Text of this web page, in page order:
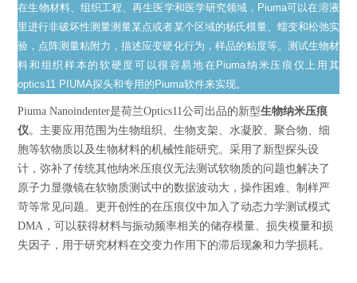
在生物材料、组织工程、再生医学和医学研究领域，Piuma可以在溶液
里进行非破坏性测量测量某点或者某个区域的杨氏模量、蠕变和松弛实
验，点阵测量粘附力，描述应变硬化行为，样品的粘度等。测试生物材
料和组织样本的软硬度可以很容易地在Piuma纳米压痕仪上用其
optics11 PIUMA探头和专用的Piuma软件来实现。
Piuma Nanoindenter是荷兰Optics11公司出品的新型生物纳米压痕
仪。主要应用范围为生物组织、生物支架、水凝胶、聚合物、细
胞等软物质以及生物材料的机械性能研究。采用了新型探头设
计，弥补了传统其他纳米压痕仪无法测试软物质的问题也解决了
原子力显微镜在软物质测试中的数据波动大，操作困难、制样严
苛等常见问题。更开创性的在压痕仪中加入了动态力学测试模式
DMA，可以获得材料与振动频率相关的储存模量、损失模量和损
失因子，用于研究材料在交变力作用下的滞后现象和力学损耗。